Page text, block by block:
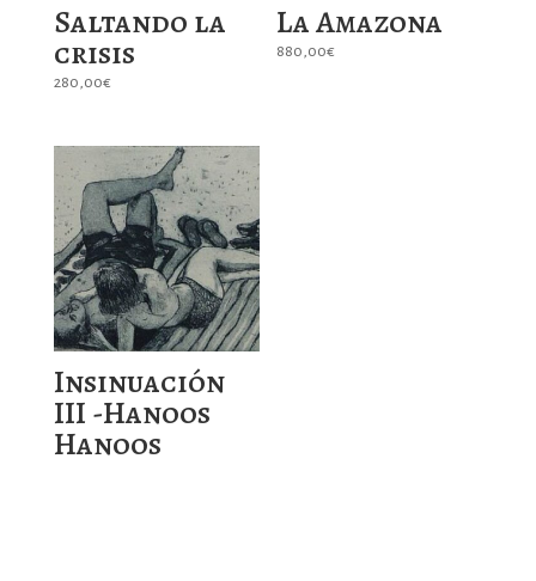
Saltando la
crisis
280,00€
La Amazona
880,00€
Insinuación
III -Hanoos
Hanoos